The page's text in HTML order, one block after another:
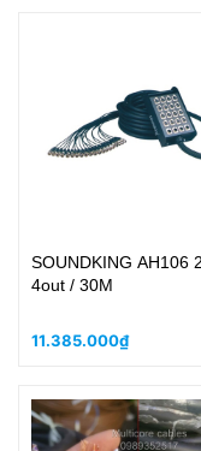
SOUNDKING AH106
4out / 30M
11.385.000₫